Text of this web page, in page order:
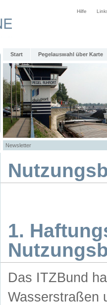
Hilfe
Start Pegelauswahl über Karte
Newsletter
1.
Das ITZBund
Wasserstraßen